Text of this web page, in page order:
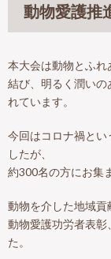
動物愛護推
本大会は動物とふ
結び、明るく潤いの
れています。
今回はコロナ禍とい
したが、
約300名の方にお集
動物を介した地域貢
動物愛護功労者表彰
た。